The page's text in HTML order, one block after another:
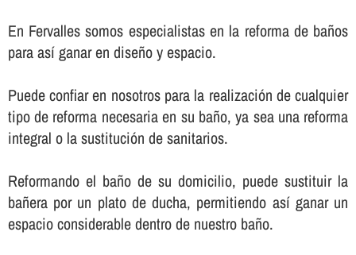
En Fervalles somos especialistas en la reforma de baños
para así­ ganar en diseño y espacio.
Puede confiar en nosotros para la realización de cualquier
tipo de reforma necesaria en su baño, ya sea una reforma
integral o la sustitución de sanitarios.
Reformando el baño de su domicilio, puede sustituir la
bañera por un plato de ducha, permitiendo así­ ganar un
espacio considerable dentro de nuestro baño.